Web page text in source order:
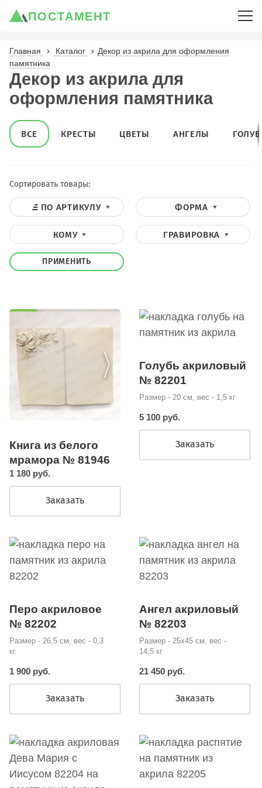
ПОСТАМЕНТ
Главная Каталог
Декор из акрила для оформления
памятника
Декор из акрила для
оформления памятника
ВСЕ КРЕСТЫ ЦВЕТЫ АНГЕЛЫ
Сортировать товары:
ПО АРТИКУЛУ ФОРМА
КОМУ ГРАВИРОВКА
ПРИМЕНИТЬ
Книга из белого
мрамора № 81946
1 180 руб.
Заказать
Голубь акриловый
№ 82201
Размер - 20 см, вес - 1,5 кг
5 100 руб.
Заказать
Перо акриловое
№ 82202
Размер - 26,5 см, вес - 0,3
кг.
1 900 руб.
Заказать
Ангел акриловый
№ 82203
Размер - 25х45 см, вес -
14,5 кг
21 450 руб.
Заказать